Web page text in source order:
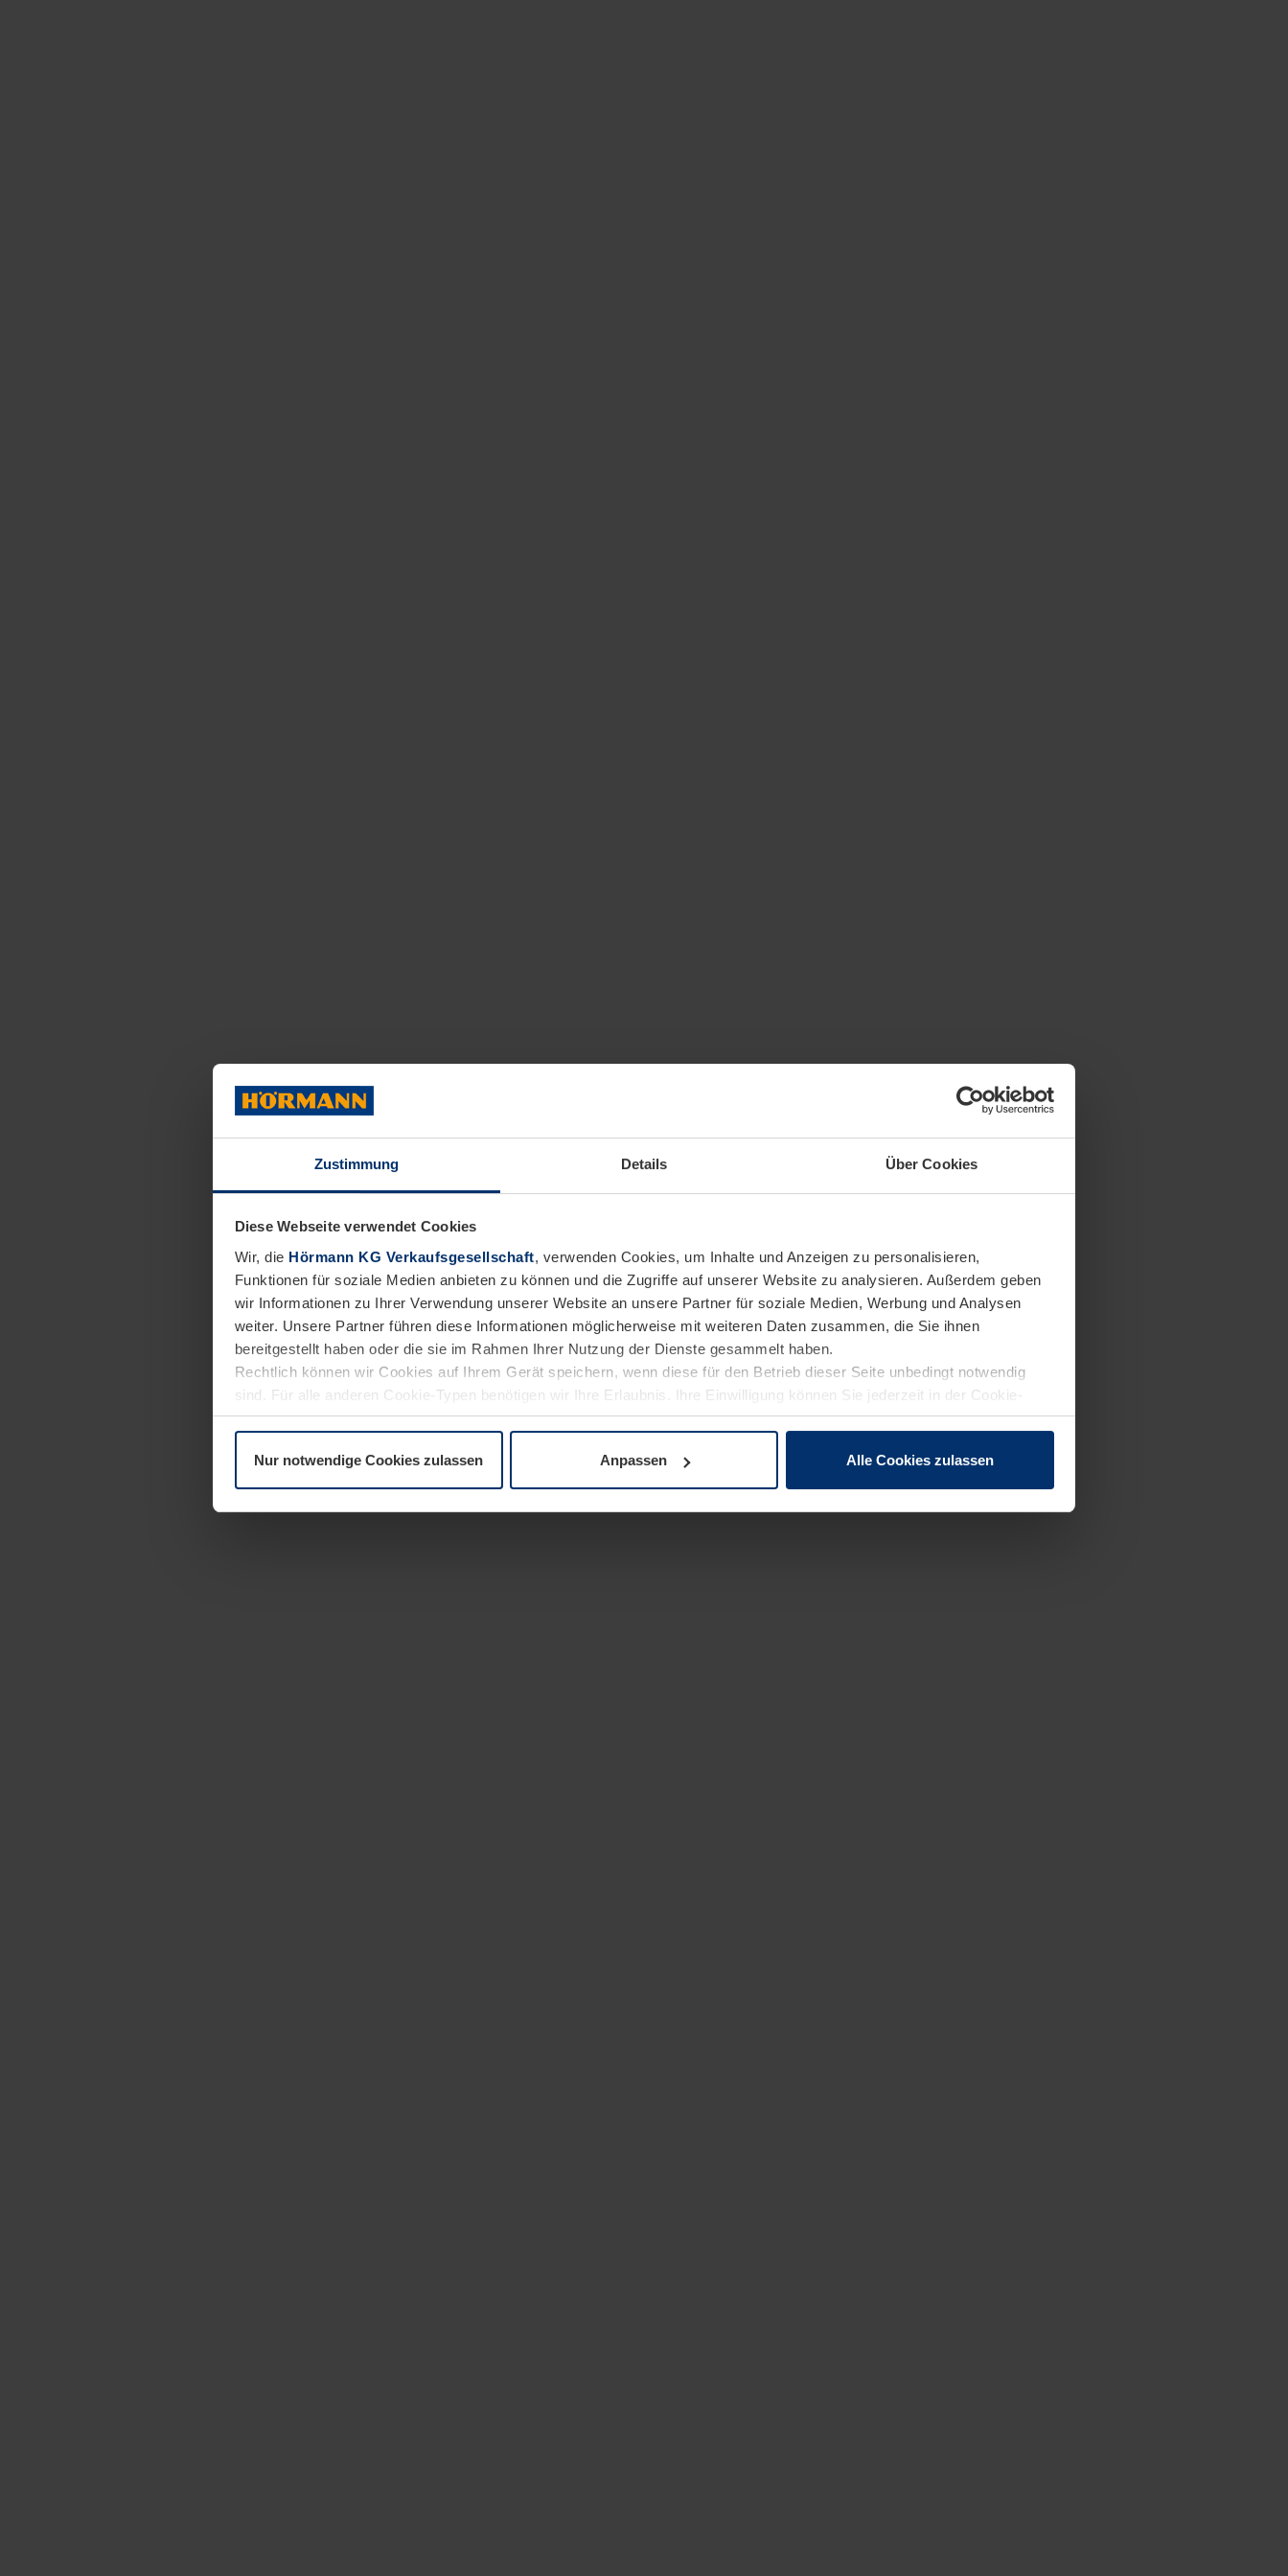
Zustimmung Details Über Cookies
Diese Webseite verwendet Cookies
Wir, die Hörmann KG Verkaufsgesellschaft, verwenden Cookies, um Inhalte und Anzeigen zu personalisieren,
Funktionen für soziale Medien anbieten zu können und die Zugriffe auf unserer Website zu analysieren. Außerdem geben
wir Informationen zu Ihrer Verwendung unserer Website an unsere Partner für soziale Medien, Werbung und Analysen
weiter. Unsere Partner führen diese Informationen möglicherweise mit weiteren Daten zusammen, die Sie ihnen
bereitgestellt haben oder die sie im Rahmen Ihrer Nutzung der Dienste gesammelt haben.
Rechtlich können wir Cookies auf Ihrem Gerät speichern, wenn diese für den Betrieb dieser Seite unbedingt notwendig
sind. Für alle anderen Cookie-Typen benötigen wir Ihre Erlaubnis. Ihre Einwilligung können Sie jederzeit in der Cookie-
Erläuterung auf der SeiteDatenschutzerklärungunserer Website ändern oder widerrufen.
Nur notwendige Cookies zulassen Anpassen Alle Cookies zulassen